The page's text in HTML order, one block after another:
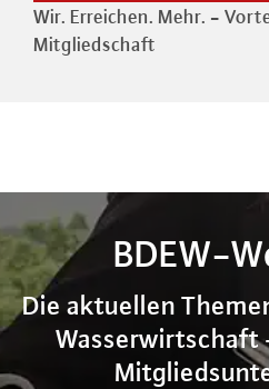
Wir. Erreichen. Mehr. -
Mitgliedschaft
BDEW-
Die aktuellen